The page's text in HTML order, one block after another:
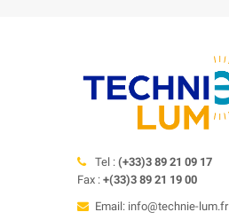
Tel : (+33)3 89 21 09 17
Fax : +(33)3 89 21 19 00
Email: info@technie-lum.fr